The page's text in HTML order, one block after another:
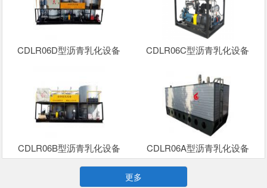
CDLR06D型沥青乳化设备 CDLR06C型沥青乳化设备
CDLR06B型沥青乳化设备 CDLR06A型沥青乳化设备
更多